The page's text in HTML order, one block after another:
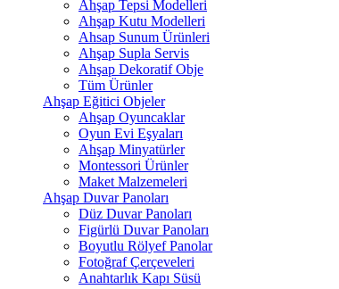
Ahşap Tepsi Modelleri
Ahşap Kutu Modelleri
Ahsap Sunum Ürünleri
Ahşap Supla Servis
Ahşap Dekoratif Obje
Tüm Ürünler
Ahşap Eğitici Objeler
Ahşap Oyuncaklar
Oyun Evi Eşyaları
Ahşap Minyatürler
Montessori Ürünler
Maket Malzemeleri
Ahşap Duvar Panoları
Düz Duvar Panoları
Figürlü Duvar Panoları
Boyutlu Rölyef Panolar
Fotoğraf Çerçeveleri
Anahtarlık Kapı Süsü